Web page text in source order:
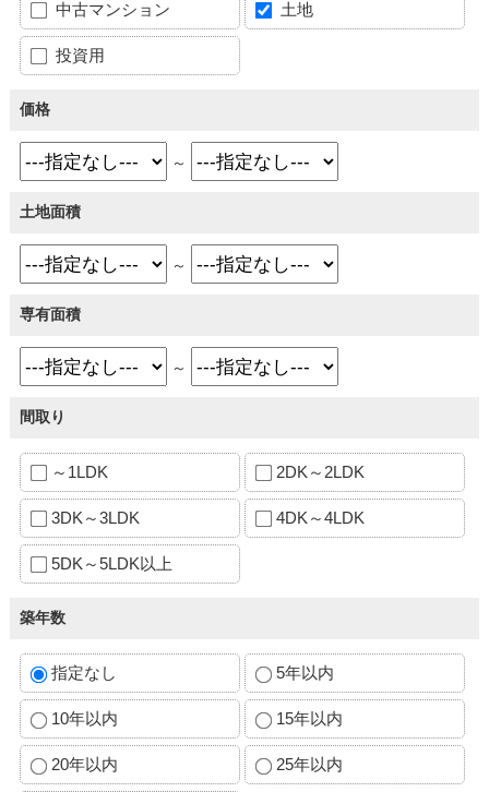
中古マンション 土地
投資用
価格
～
土地面積
～
専有面積
～
間取り
～1LDK 2DK～2LDK
3DK～3LDK 4DK～4LDK
5DK～5LDK以上
築年数
指定なし 5年以内
10年以内 15年以内
20年以内 25年以内